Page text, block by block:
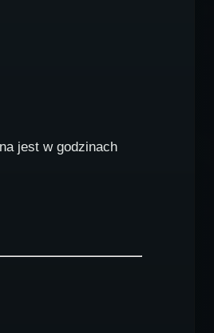
jest w godzinach